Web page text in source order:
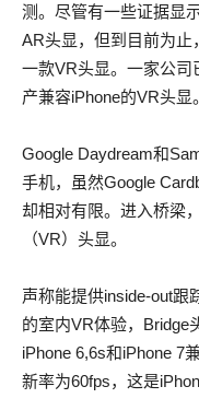
测。尽管有一些证据显
AR头显，但到目前为
一款VR头显。一家公司
产兼容iPhone的VR头显。
Google Daydream和
手机，虽然Google
却相对有限。进入桥梁
（VR）头显。
声称能提供inside-out跟
的室内VR体验，Bridge
iPhone 6,6s和iPhone 7
新率为60fps，这是